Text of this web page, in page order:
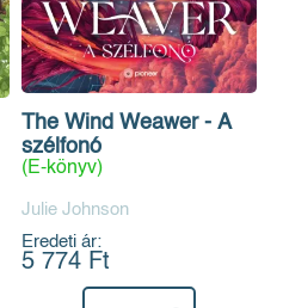
The Wind Weawer - A
szélfonó
(E-könyv)
Julie Johnson
Eredeti ár:
5 774 Ft